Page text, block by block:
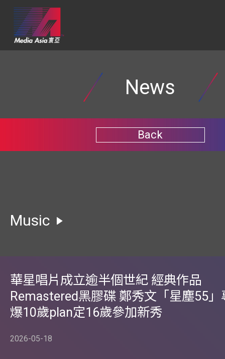
News
Back
Music
華星唱片成立逾半個世紀 經典作品
Remastered黑膠碟 鄭秀文「星塵55」
爆10歲plan定16歲參加新秀
2026-05-18